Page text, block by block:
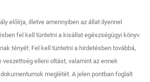
előírja, illetve amennyiben az állat ilyennel
fel kell tüntetni a kisállat egészségügyi könyv
tényét. Fel kell tüntetni a hirdetésben továbbá,
veszettség elleni oltást, valamint az ennek
meglétét. A jelen pontban foglalt